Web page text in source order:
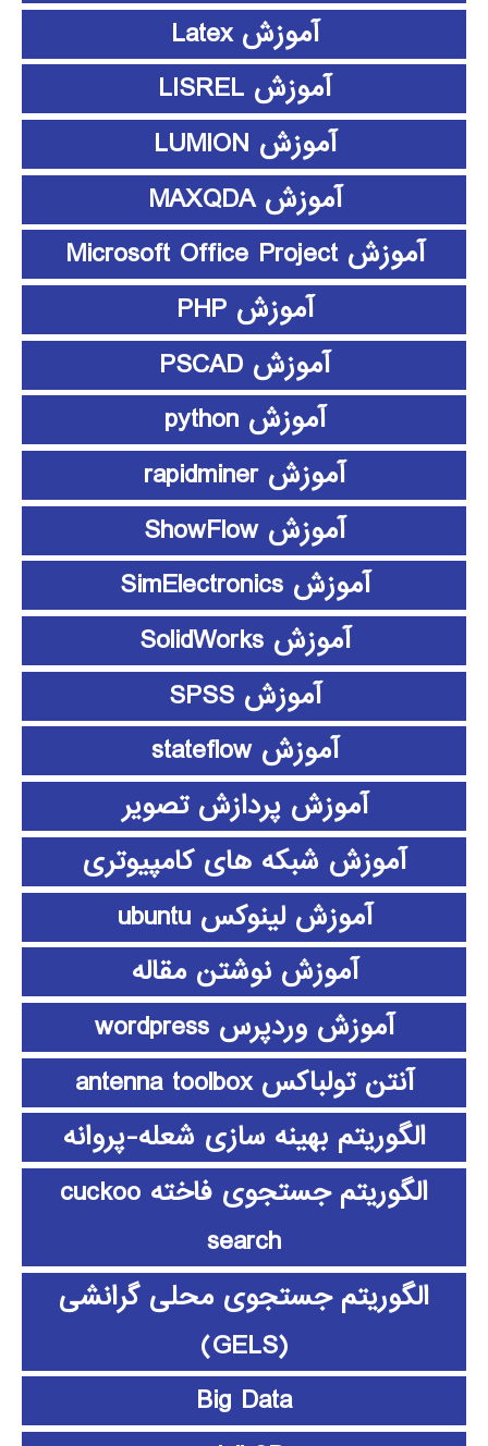
آموزش Latex
آموزش LISREL
آموزش LUMION
آموزش MAXQDA
آموزش Microsoft Office Project
آموزش PHP
آموزش PSCAD
آموزش python
آموزش rapidminer
آموزش ShowFlow
آموزش SimElectronics
آموزش SolidWorks
آموزش SPSS
آموزش stateflow
آموزش پردازش تصویر
آموزش شبکه های کامپیوتری
آموزش لینوکس ubuntu
آموزش نوشتن مقاله
آموزش وردپرس wordpress
آنتن تولباکس antenna toolbox
الگوریتم بهینه سازی شعله-پروانه
الگوریتم جستجوی فاخته cuckoo
search
الگوریتم جستجوی محلی گرانشی
(GELS)
Big Data